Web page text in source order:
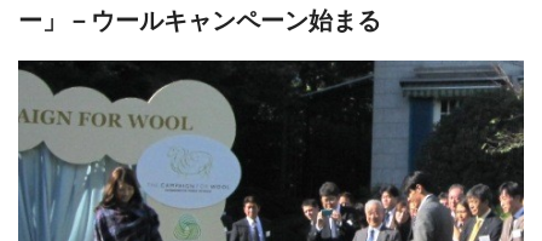
ー」－ウールキャンペーン始まる